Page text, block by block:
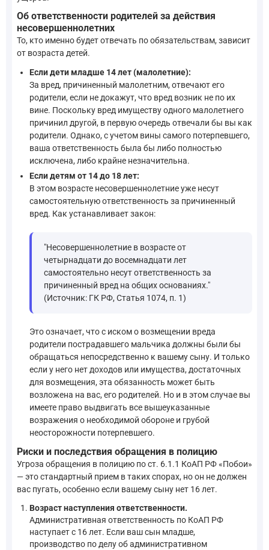
Об ответственности родителей за действия
несовершеннолетних
То, кто именно будет отвечать по обязательствам, зависит
от возраста детей.
Если дети младше 14 лет (малолетние):
За вред, причиненный малолетним, отвечают его
родители, если не докажут, что вред возник не по их
вине. Поскольку вред имуществу одного малолетнего
причинил другой, в первую очередь отвечали бы вы как
родители. Однако, с учетом вины самого потерпевшего,
ваша ответственность была бы либо полностью
исключена, либо крайне незначительна.
Если детям от 14 до 18 лет:
В этом возрасте несовершеннолетние уже несут
самостоятельную ответственность за причиненный
вред. Как устанавливает закон:
"Несовершеннолетние в возрасте от
четырнадцати до восемнадцати лет
самостоятельно несут ответственность за
причиненный вред на общих основаниях."
(Источник: ГК РФ, Статья 1074, п. 1)
Это означает, что с иском о возмещении вреда
родители пострадавшего мальчика должны были бы
обращаться непосредственно к вашему сыну. И только
если у него нет доходов или имущества, достаточных
для возмещения, эта обязанность может быть
возложена на вас, его родителей. Но и в этом случае вы
имеете право выдвигать все вышеуказанные
возражения о необходимой обороне и грубой
неосторожности потерпевшего.
Риски и последствия обращения в полицию
Угроза обращения в полицию по ст. 6.1.1 КоАП РФ «Побои»
— это стандартный прием в таких спорах, но он не должен
вас пугать, особенно если вашему сыну нет 16 лет.
Возраст наступления ответственности.
Административная ответственность по КоАП РФ
наступает с 16 лет. Если ваш сын младше,
производство по делу об административном